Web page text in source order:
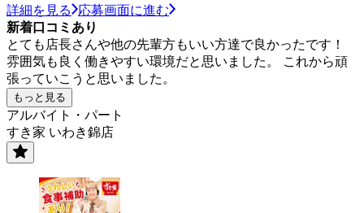
詳細を見る
応募画面に進む
新着口コミあり
とても店長さんや他の先輩方もいい方達で良かったです！
雰囲気も良く働きやすい環境だと思いました。 これから頑
張っていこうと思いました。
もっと見る
アルバイト・パート
すき家 いわき錦店